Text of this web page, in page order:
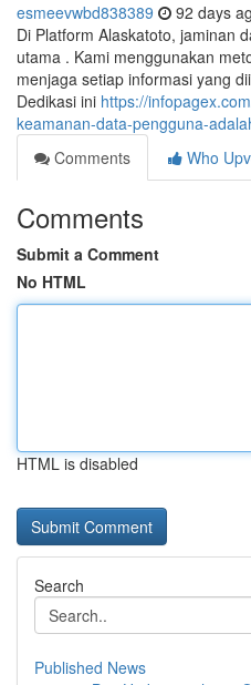
esmeevwbd838389 92 days
Di Platform Alaskatoto, jaminan
utama . Kami menggunakan
menjaga setiap informasi yang
Dedikasi ini https://
keamanan-data-pengguna-
Comments
Who
Comments
Submit a Comment
No HTML
HTML is disabled
Search
Published News